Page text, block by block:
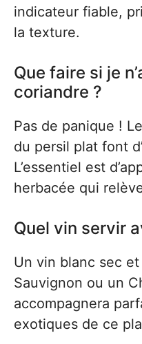
indicateur fiable,
la texture.
Que faire si je
coriandre ?
Pas de panique !
du persil plat font
L’essentiel est
herbacée qui
Quel vin servir
Un vin blanc sec
Sauvignon ou un
accompagnera
exotiques de ce